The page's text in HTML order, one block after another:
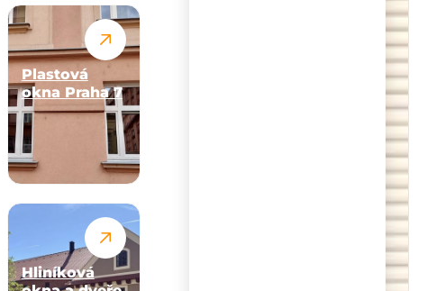
Plastová
okna Praha 7
Hliníková